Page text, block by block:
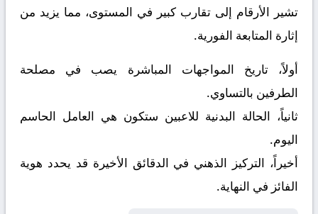
تشير الأرقام إلى تقارب كبير في المستوى، مما يزيد من
إثارة المتابعة الفورية.
أولاً، تاريخ المواجهات المباشرة يصب في مصلحة
الطرفين بالتساوي.
ثانياً، الحالة البدنية للاعبين ستكون هي العامل الحاسم
اليوم.
أخيراً، التركيز الذهني في الدقائق الأخيرة قد يحدد هوية
الفائز في النهاية.